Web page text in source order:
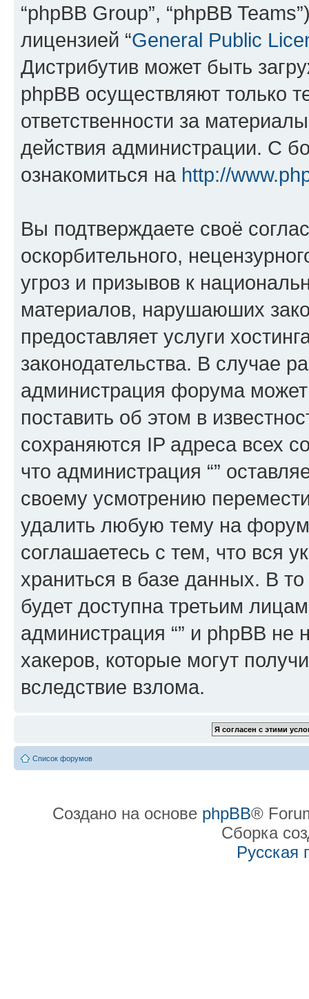
“phpBB Group”, “phpBB
лицензией “General Public
Дистрибутив может быть
phpBB осуществляют только
ответственности за
действия администрации. С
ознакомиться на http://
Вы подтверждаете своё
оскорбительного,
угроз и призывов к
материалов, нарушаюших
предоставляет услуги
законодательства. В случае
администрация форума
поставить об этом в
сохраняются IP адреса всех
что администрация “”
своему усмотрению
удалить любую тему на
соглашаетесь с тем, что вся
храниться в базе данных. В
будет доступна третьим
администрация “” и phpBB не
хакеров, которые могут
вследствие взлома.
Список форумов
Создано на основе phpBB®
Сборка
Русская